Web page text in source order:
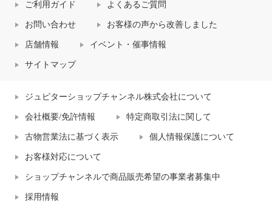
ご利用ガイド よくあるご質問
お問い合わせ お客様の声から改善しました
店舗情報 イベント・催事情報
サイトマップ
ジュピターショップチャンネル株式会社について
会社概要/免許情報 特定商取引法に関して
古物営業法に基づく表示 個人情報保護について
お客様対応について
ショップチャンネルで商品販売希望の事業者募集中
採用情報